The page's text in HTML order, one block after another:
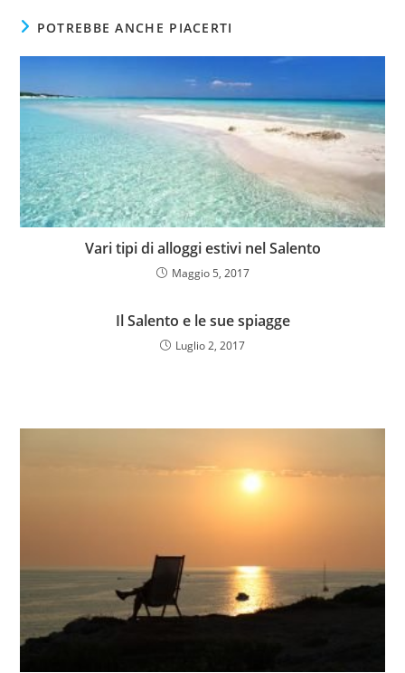
POTREBBE ANCHE PIACERTI
Vari tipi di alloggi estivi nel Salento
Maggio 5, 2017
Il Salento e le sue spiagge
Luglio 2, 2017